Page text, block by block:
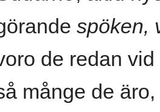
spöken,
de redan
månge de